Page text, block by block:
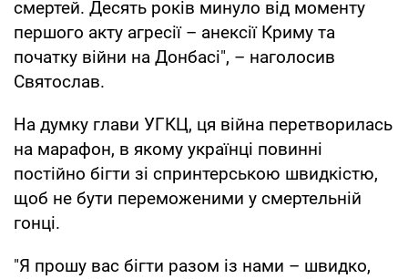
смертей. Десять років минуло від моменту
першого акту агресії – анексії Криму та
початку війни на Донбасі", – наголосив
Святослав.
На думку глави УГКЦ, ця війна перетворилась
на марафон, в якому українці повинні
постійно бігти зі спринтерською швидкістю,
щоб не бути переможеними у смертельній
гонці.
"Я прошу вас бігти разом із нами – швидко,